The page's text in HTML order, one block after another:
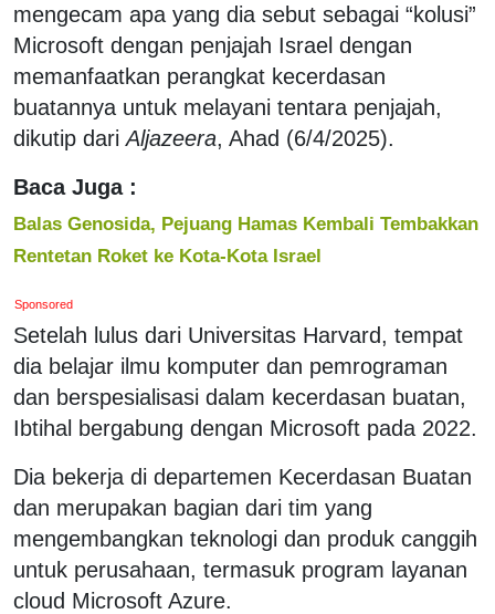
mengecam apa yang dia sebut sebagai “kolusi”
Microsoft dengan penjajah Israel dengan
memanfaatkan perangkat kecerdasan
buatannya untuk melayani tentara penjajah,
dikutip dariAljazeera, Ahad (6/4/2025).
Baca Juga :
Balas Genosida, Pejuang Hamas Kembali Tembakkan
Rentetan Roket ke Kota-Kota Israel
Sponsored
Setelah lulus dari Universitas Harvard, tempat
dia belajar ilmu komputer dan pemrograman
dan berspesialisasi dalam kecerdasan buatan,
Ibtihal bergabung dengan Microsoft pada 2022.
Dia bekerja di departemen Kecerdasan Buatan
dan merupakan bagian dari tim yang
mengembangkan teknologi dan produk canggih
untuk perusahaan, termasuk program layanan
cloud Microsoft Azure.